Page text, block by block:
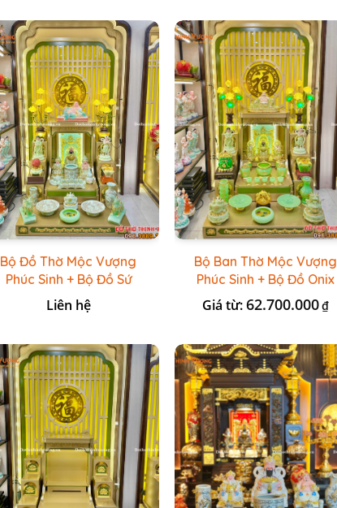
Bộ Đồ Thờ Mộc Vượng
Phúc Sinh + Bộ Đồ Sứ
Cao Cấp Xanh Cốm Vẽ
Vàng
Liên hệ
Bộ Ban Thờ Mộc Vượng
Phúc Sinh + Bộ Đồ Onix
Xanh Ngọc
Giá từ:62.700.000₫